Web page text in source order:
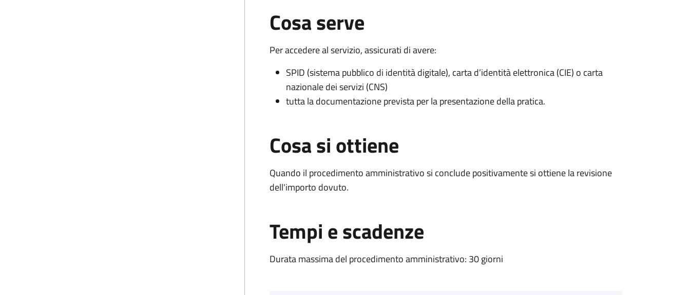
Cosa serve
Per accedere al servizio, assicurati di avere:
SPID (sistema pubblico di identità digitale), carta d’identità elettronica (CIE) o carta
nazionale dei servizi (CNS)
tutta la documentazione prevista per la presentazione della pratica.
Cosa si ottiene
Quando il procedimento amministrativo si conclude positivamente si ottiene la revisione
dell'importo dovuto.
Tempi e scadenze
Durata massima del procedimento amministrativo: 30 giorni